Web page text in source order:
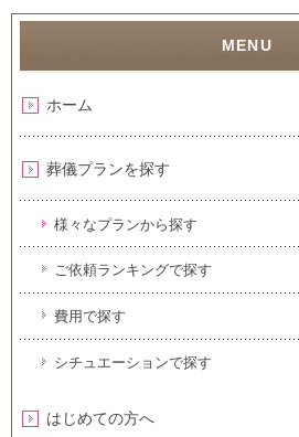
ホーム
葬儀プランを探す
様々なプランから探す
ご依頼ランキングで探す
費用で探す
シチュエーションで探す
はじめての方へ